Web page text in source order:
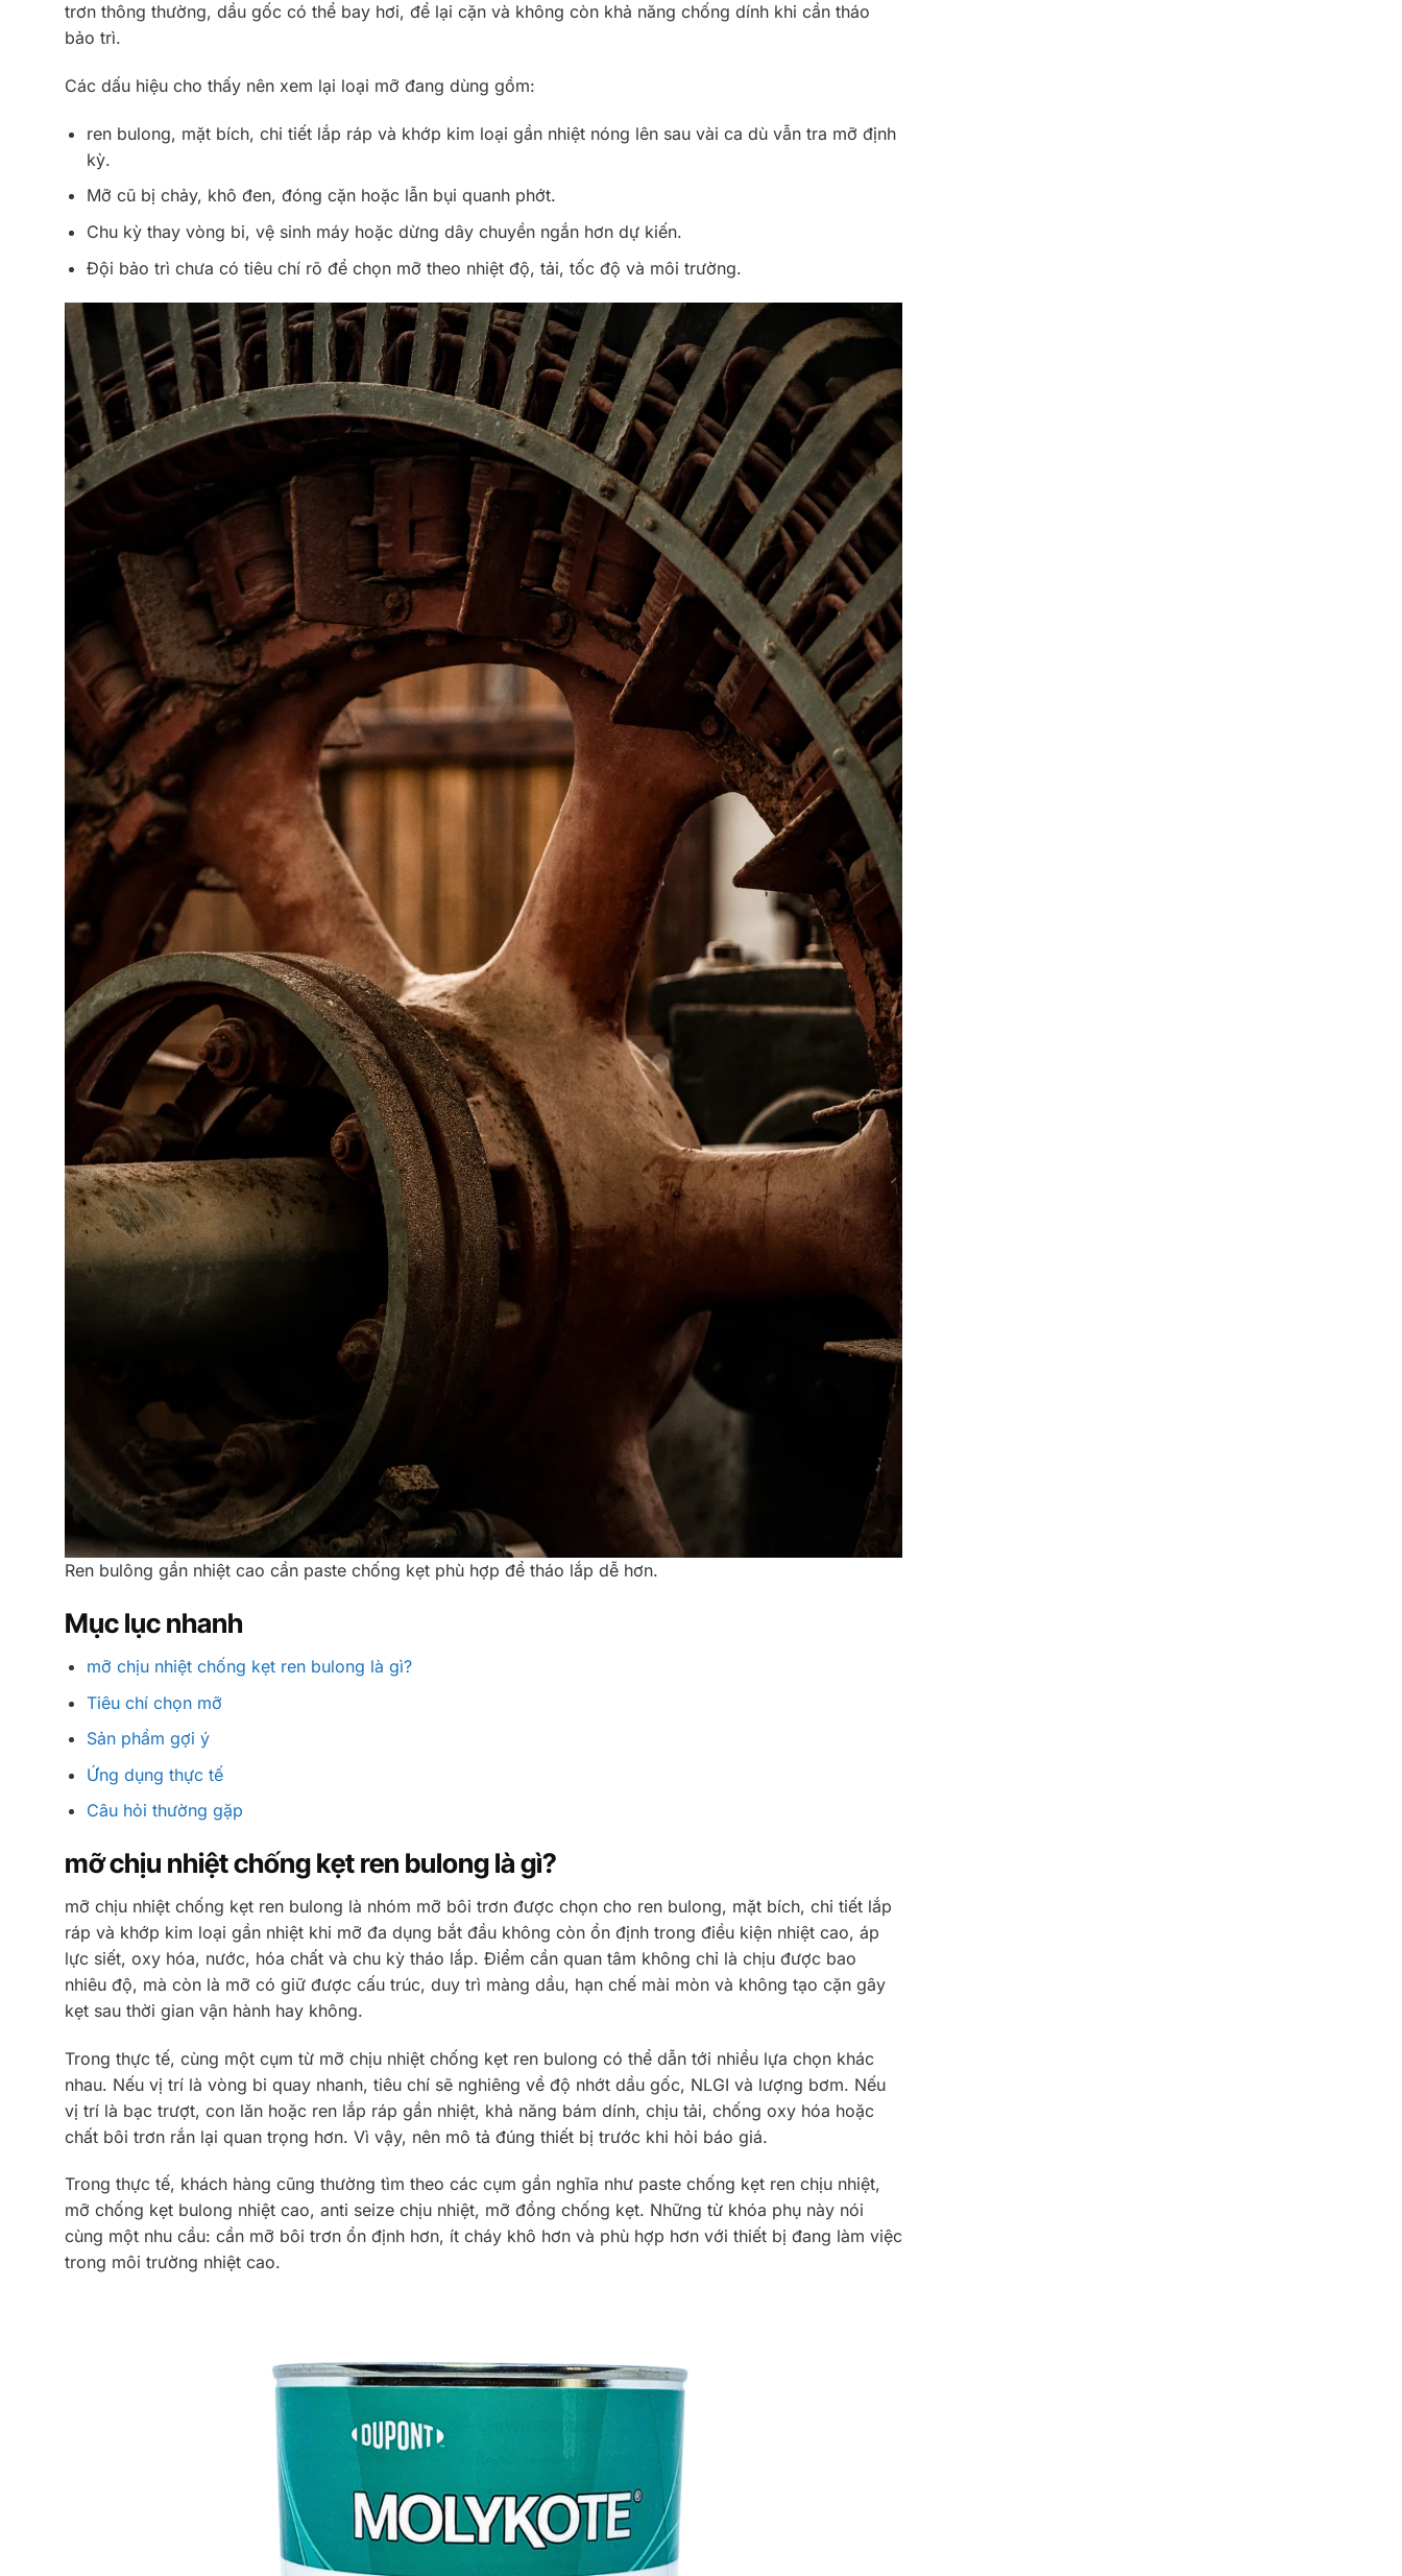
trơn thông thường, dầu gốc có thể bay hơi, để lại cặn và không còn khả năng chống dính khi cần tháo
bảo trì.
Các dấu hiệu cho thấy nên xem lại loại mỡ đang dùng gồm:
ren bulong, mặt bích, chi tiết lắp ráp và khớp kim loại gần nhiệt nóng lên sau vài ca dù vẫn tra mỡ định
kỳ.
Mỡ cũ bị chảy, khô đen, đóng cặn hoặc lẫn bụi quanh phớt.
Chu kỳ thay vòng bi, vệ sinh máy hoặc dừng dây chuyền ngắn hơn dự kiến.
Đội bảo trì chưa có tiêu chí rõ để chọn mỡ theo nhiệt độ, tải, tốc độ và môi trường.
Ren bulông gần nhiệt cao cần paste chống kẹt phù hợp để tháo lắp dễ hơn.
Mục lục nhanh
mỡ chịu nhiệt chống kẹt ren bulong là gì?
Tiêu chí chọn mỡ
Sản phẩm gợi ý
Ứng dụng thực tế
Câu hỏi thường gặp
mỡ chịu nhiệt chống kẹt ren bulong là gì?
mỡ chịu nhiệt chống kẹt ren bulong là nhóm mỡ bôi trơn được chọn cho ren bulong, mặt bích, chi tiết lắp
ráp và khớp kim loại gần nhiệt khi mỡ đa dụng bắt đầu không còn ổn định trong điều kiện nhiệt cao, áp
lực siết, oxy hóa, nước, hóa chất và chu kỳ tháo lắp. Điểm cần quan tâm không chỉ là chịu được bao
nhiêu độ, mà còn là mỡ có giữ được cấu trúc, duy trì màng dầu, hạn chế mài mòn và không tạo cặn gây
kẹt sau thời gian vận hành hay không.
Trong thực tế, cùng một cụm từ mỡ chịu nhiệt chống kẹt ren bulong có thể dẫn tới nhiều lựa chọn khác
nhau. Nếu vị trí là vòng bi quay nhanh, tiêu chí sẽ nghiêng về độ nhớt dầu gốc, NLGI và lượng bơm. Nếu
vị trí là bạc trượt, con lăn hoặc ren lắp ráp gần nhiệt, khả năng bám dính, chịu tải, chống oxy hóa hoặc
chất bôi trơn rắn lại quan trọng hơn. Vì vậy, nên mô tả đúng thiết bị trước khi hỏi báo giá.
Trong thực tế, khách hàng cũng thường tìm theo các cụm gần nghĩa như paste chống kẹt ren chịu nhiệt,
mỡ chống kẹt bulong nhiệt cao, anti seize chịu nhiệt, mỡ đồng chống kẹt. Những từ khóa phụ này nói
cùng một nhu cầu: cần mỡ bôi trơn ổn định hơn, ít cháy khô hơn và phù hợp hơn với thiết bị đang làm việc
trong môi trường nhiệt cao.